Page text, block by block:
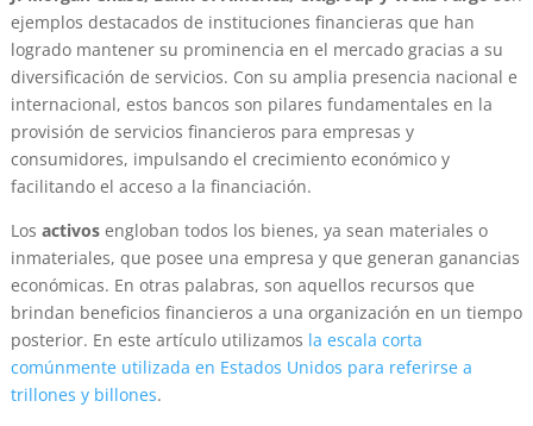
ejemplos destacados de instituciones financieras que han
logrado mantener su prominencia en el mercado gracias a su
diversificación de servicios. Con su amplia presencia nacional e
internacional, estos bancos son pilares fundamentales en la
provisión de servicios financieros para empresas y
consumidores, impulsando el crecimiento económico y
facilitando el acceso a la financiación.
Los activosengloban todos los bienes, ya sean materiales o
inmateriales, que posee una empresa y que generan ganancias
económicas. En otras palabras, son aquellos recursos que
brindan beneficios financieros a una organización en un tiempo
posterior. En este artículo utilizamos la escala corta
comúnmente utilizada en Estados Unidos para referirse a
trillones y billones.